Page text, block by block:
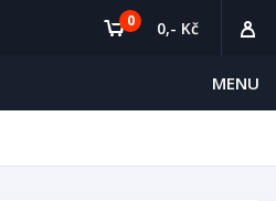
MENU
0 0,- Kč